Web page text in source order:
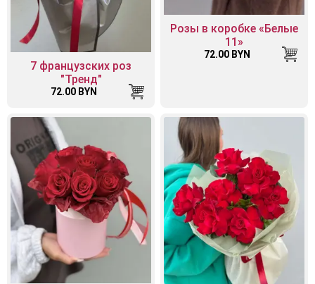
7 французских роз
"Тренд"
72.00 BYN
Розы в коробке «Белые
11»
72.00 BYN